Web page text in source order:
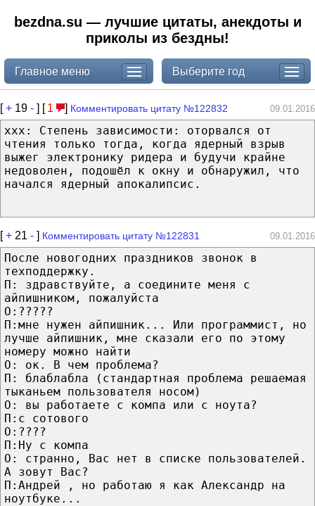
bezdna.su — лучшие цитаты, анекдоты и
приколы из бездны!
Главное меню Выберите год
[+ 19 - ] [ 1 ] Комментировать цитату №122832 09.01.2016
xxx: Степень зависимости: оторвался от
чтения только тогда, когда ядерный взрыв
выжег электронику ридера и будучи крайне
недоволен, подошёл к окну и обнаружил, что
начался ядерный апокалипсис.
[+ 21 - ] Комментировать цитату №122831 09.01.2016
После новогодних праздников звонок в
техподдержку.
П: здравствуйте, а соедините меня с
айпишником, пожалуйста
О:?????
П:мне нужен айпишник... Или программист, но
лучше айпишник, мне сказали его по этому
номеру можно найти
О: ок. В чем проблема?
П: блаблабла (стандартная проблема решаемая
тыканьем пользователя носом)
О: вы работаете с компа или с ноута?
П:с сотового
О:????
П:Ну с компа
О: странно, Вас нет в списке пользователей.
А зовут Вас?
П:Андрей , но работаю я как Александр на
ноутбуке...